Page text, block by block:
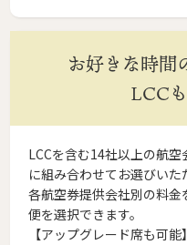
お好きな時間
LCC
LCCを含む14社以上の航
に組み合わせてお選びいた
各航空券提供会社別の料
便を選択できます。
【アップグレード席も可